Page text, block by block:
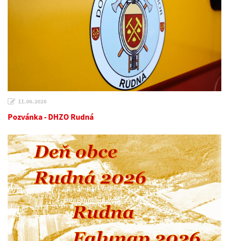
11.06.2026
Pozvánka - DHZO Rudná